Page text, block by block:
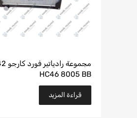
HC46 8005 BB
قراءة المزيد